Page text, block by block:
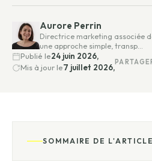
Aurore Perrin
Directrice marketing associée
une approche simple, transp…
Publié le24 juin 2026,
Mis à jour le7 juillet 2026,
SOMMAIRE DE L'ARTICLE